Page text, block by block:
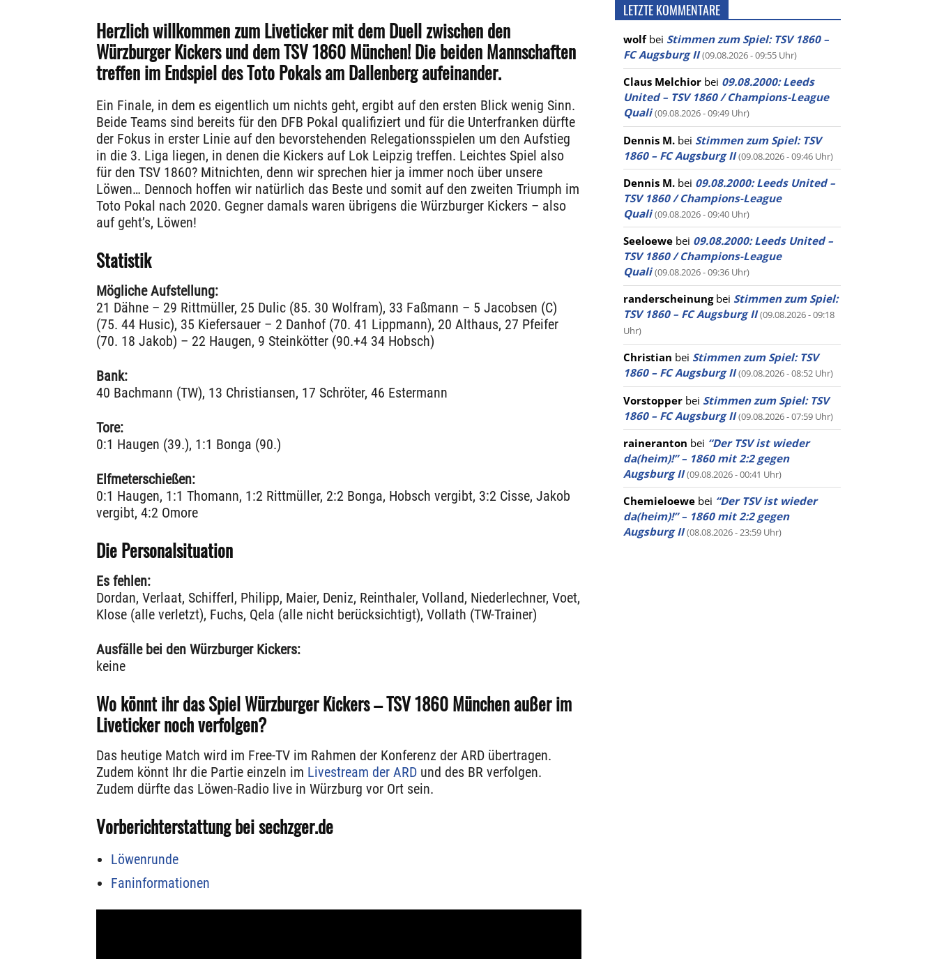
Herzlich willkommen zum Liveticker mit dem Duell zwischen den
Würzburger Kickers und dem TSV 1860 München! Die beiden Mannschaften
treffen im Endspiel des Toto Pokals am Dallenberg aufeinander.
Ein Finale, in dem es eigentlich um nichts geht, ergibt auf den ersten Blick wenig Sinn.
Beide Teams sind bereits für den DFB Pokal qualifiziert und für die Unterfranken dürfte
der Fokus in erster Linie auf den bevorstehenden Relegationsspielen um den Aufstieg
in die 3. Liga liegen, in denen die Kickers auf Lok Leipzig treffen. Leichtes Spiel also
für den TSV 1860? Mitnichten, denn wir sprechen hier ja immer noch über unsere
Löwen… Dennoch hoffen wir natürlich das Beste und somit auf den zweiten Triumph im
Toto Pokal nach 2020. Gegner damals waren übrigens die Würzburger Kickers – also
auf geht’s, Löwen!
Statistik
Mögliche Aufstellung:
21 Dähne – 29 Rittmüller, 25 Dulic (85. 30 Wolfram), 33 Faßmann – 5 Jacobsen (C)
(75. 44 Husic), 35 Kiefersauer – 2 Danhof (70. 41 Lippmann), 20 Althaus, 27 Pfeifer
(70. 18 Jakob) – 22 Haugen, 9 Steinkötter (90.+4 34 Hobsch)
Bank:
40 Bachmann (TW), 13 Christiansen, 17 Schröter, 46 Estermann
Tore:
0:1 Haugen (39.), 1:1 Bonga (90.)
Elfmeterschießen:
0:1 Haugen, 1:1 Thomann, 1:2 Rittmüller, 2:2 Bonga, Hobsch vergibt, 3:2 Cisse, Jakob
vergibt, 4:2 Omore
Die Personalsituation
Es fehlen:
Dordan, Verlaat, Schifferl, Philipp, Maier, Deniz, Reinthaler, Volland, Niederlechner, Voet,
Klose (alle verletzt), Fuchs, Qela (alle nicht berücksichtigt), Vollath (TW-Trainer)
Ausfälle bei den Würzburger Kickers:
keine
Wo könnt ihr das Spiel Würzburger Kickers – TSV 1860 München außer im
Liveticker noch verfolgen?
Das heutige Match wird im Free-TV im Rahmen der Konferenz der ARD übertragen.
Zudem könnt Ihr die Partie einzeln im Livestream der ARD und des BR verfolgen.
Zudem dürfte das Löwen-Radio live in Würzburg vor Ort sein.
Vorberichterstattung bei sechzger.de
Löwenrunde
Faninformationen
LETZTE KOMMENTARE
wolfbei Stimmen zum Spiel: TSV 1860 –
FC Augsburg II (09.08.2026 - 09:55 Uhr)
Claus Melchior bei 09.08.2000: Leeds
United – TSV 1860 / Champions-League
Quali (09.08.2026 - 09:49 Uhr)
Dennis M. bei Stimmen zum Spiel: TSV
1860 – FC Augsburg II (09.08.2026 - 09:46 Uhr)
Dennis M. bei 09.08.2000: Leeds United –
TSV 1860 / Champions-League
Quali (09.08.2026 - 09:40 Uhr)
Seeloewe bei 09.08.2000: Leeds United –
TSV 1860 / Champions-League
Quali (09.08.2026 - 09:36 Uhr)
randerscheinungbei Stimmen zum Spiel:
TSV 1860 – FC Augsburg II (09.08.2026 - 09:18
Uhr)
Christian bei Stimmen zum Spiel: TSV
1860 – FC Augsburg II (09.08.2026 - 08:52 Uhr)
Vorstopper bei Stimmen zum Spiel: TSV
1860 – FC Augsburg II (09.08.2026 - 07:59 Uhr)
raineranton bei “Der TSV ist wieder
da(heim)!” – 1860 mit 2:2 gegen
Augsburg II (09.08.2026 - 00:41 Uhr)
Chemieloewe bei “Der TSV ist wieder
da(heim)!” – 1860 mit 2:2 gegen
Augsburg II (08.08.2026 - 23:59 Uhr)